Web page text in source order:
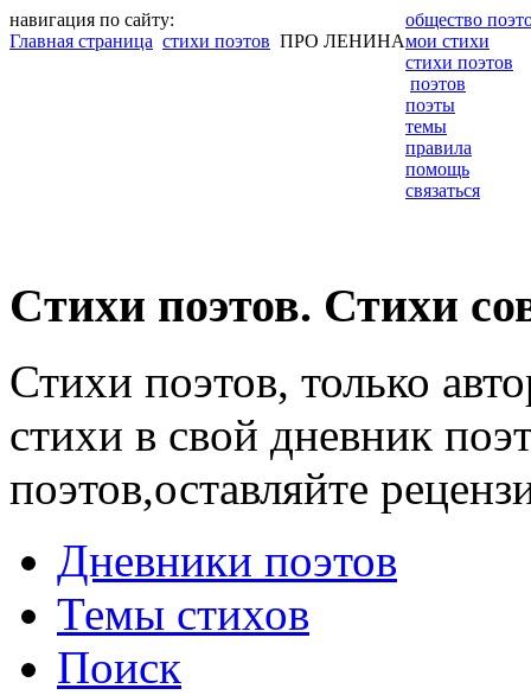
навигация по сайту:
Главная страница стихи поэтов ПРО ЛЕНИНА
общество
мои стихи
стихи поэтов
поэтов
поэты
темы
правила
помощь
связаться
Cтихи поэтов. Стихи
Стихи поэтов, только
стихи в свой дневник
поэтов,оставляйте
Дневники поэтов
Темы стихов
Поиск